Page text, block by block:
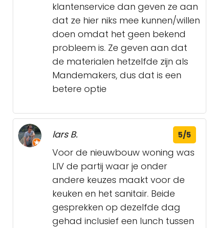
klantenservice dan geven ze aan
dat ze hier niks mee kunnen/willen
doen omdat het geen bekend
probleem is. Ze geven aan dat
de materialen hetzelfde zijn als
Mandemakers, dus dat is een
betere optie
lars B. 5/5
Voor de nieuwbouw woning was
LIV de partij waar je onder
andere keuzes maakt voor de
keuken en het sanitair. Beide
gesprekken op dezelfde dag
gehad inclusief een lunch tussen